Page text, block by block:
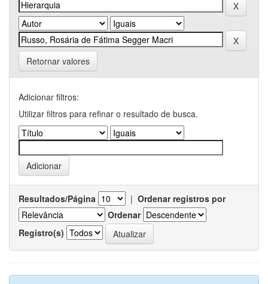
Retornar valores
Adicionar filtros:
Utilizar filtros para refinar o resultado de busca.
Resultados/Página | Ordenar registros por
Ordenar
Registro(s)